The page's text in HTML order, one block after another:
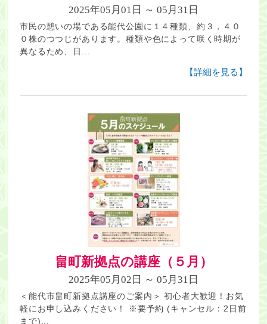
2025年05月01日 ～ 05月31日
市民の憩いの場である能代公園に１４種類、約３，４０
０株のつつじがあります。種類や色によって咲く時期が
異なるため、日...
【詳細を見る】
畠町新拠点の講座（５月）
2025年05月02日 ～ 05月31日
＜能代市畠町新拠点講座のご案内＞ 初心者大歓迎！お気
軽にお申し込みください！ ※要予約 (キャンセル：2日前
まで)...